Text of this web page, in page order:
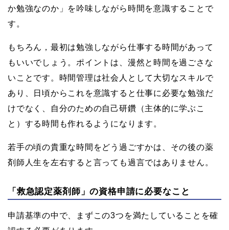
か勉強なのか」を吟味しながら時間を意識することで
す。
もちろん，最初は勉強しながら仕事する時間があって
もいいでしょう。ポイントは、漫然と時間を過ごさな
いことです。時間管理は社会人として大切なスキルで
あり、日頃からこれを意識すると仕事に必要な勉強だ
けでなく、自分のための自己研鑽（主体的に学ぶこ
と）する時間も作れるようになります。
若手の頃の貴重な時間をどう過ごすかは、その後の薬
剤師人生を左右すると言っても過言ではありません。
「救急認定薬剤師」の資格申請に必要なこと
申請基準の中で、まずこの3つを満たしていることを確